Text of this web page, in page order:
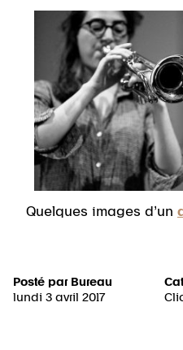
Quelques images d’un
Posté par Bureau
lundi 3 avril 2017